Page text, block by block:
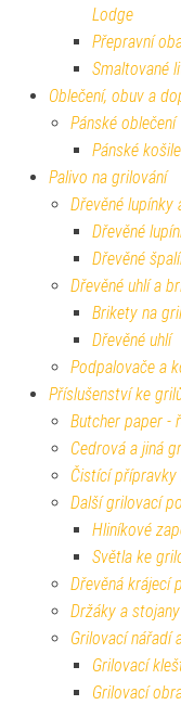
Lodge
Přepravní
Smaltované
Oblečení, obuv a
Pánské oblečení
Pánské košile
Palivo na grilování
Dřevěné
Dřevěné
Dřevěné
Dřevěné uhlí a
Brikety na
Dřevěné uhlí
Podpalovače a
Příslušenství ke
Butcher paper -
Cedrová a jiná
Čistící
Další grilovací
Hliníkové
Světla ke
Dřevěná krájecí
Držáky a
Grilovací nářadí
Grilovací
Grilovací